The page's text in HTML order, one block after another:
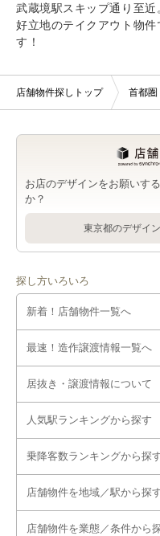
武蔵境駅スキップ通り至近
好立地のテイクアウト物件
す！
店舗物件探しトップ 首都圏
お店のデザインをお願いす
か？
東京都のデザイ
探し方いろいろ
新着！店舗物件一覧へ
最速！造作譲渡情報一覧へ
居抜き・譲渡情報について
人気駅ランキングから探す
乗降客数ランキングから探
店舗物件を地域／駅から探
店舗物件を業態／条件から